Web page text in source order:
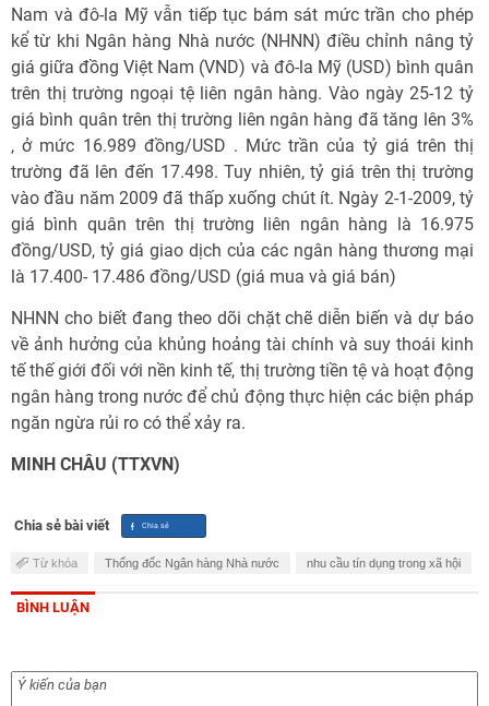
Nam và đô-la Mỹ vẫn tiếp tục bám sát mức trần cho phép
kể từ khi Ngân hàng Nhà nước (NHNN) điều chỉnh nâng tỷ
giá giữa đồng Việt Nam (VND) và đô-la Mỹ (USD) bình quân
trên thị trường ngoại tệ liên ngân hàng. Vào ngày 25-12 tỷ
giá bình quân trên thị trường liên ngân hàng đã tăng lên 3%
, ở mức 16.989 đồng/USD . Mức trần của tỷ giá trên thị
trường đã lên đến 17.498. Tuy nhiên, tỷ giá trên thị trường
vào đầu năm 2009 đã thấp xuống chút ít. Ngày 2-1-2009, tỷ
giá bình quân trên thị trường liên ngân hàng là 16.975
đồng/USD, tỷ giá giao dịch của các ngân hàng thương mại
là 17.400- 17.486 đồng/USD (giá mua và giá bán)
NHNN cho biết đang theo dõi chặt chẽ diễn biến và dự báo
về ảnh hưởng của khủng hoảng tài chính và suy thoái kinh
tế thế giới đối với nền kinh tế, thị trường tiền tệ và hoạt động
ngân hàng trong nước để chủ động thực hiện các biện pháp
ngăn ngừa rủi ro có thể xảy ra.
MINH CHÂU (TTXVN)
Chia sẻ bài viết
Từ khóa Thống đốc Ngân hàng Nhà nước nhu cầu tín dụng trong xã hội
BÌNH LUẬN